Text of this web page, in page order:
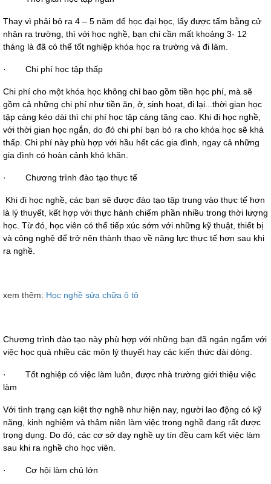
Thay vì phải bỏ ra 4 – 5 năm để học đại học, lấy được tấm bằng cử
nhân ra trường, thì với học nghề, bạn chỉ cần mất khoảng 3- 12
tháng là đã có thể tốt nghiệp khóa học ra trường và đi làm.
· Chi phí học tập thấp
Chi phí cho một khóa học không chỉ bao gồm tiền học phí, mà sẽ
gồm cả những chi phí như tiền ăn, ở, sinh hoạt, đi lại...thời gian học
tập càng kéo dài thì chi phí học tập càng tăng cao. Khi đi học nghề,
với thời gian học ngắn, do đó chi phí bạn bỏ ra cho khóa học sẽ khá
thấp. Chi phí này phù hợp với hầu hết các gia đình, ngay cả những
gia đình có hoàn cảnh khó khăn.
· Chương trình đào tạo thực tế
Khi đi học nghề, các bạn sẽ được đào tạo tập trung vào thực tế hơn
là lý thuyết, kết hợp với thực hành chiếm phần nhiều trong thời lượng
học. Từ đó, học viên có thể tiếp xúc sớm với những kỹ thuật, thiết bị
và công nghệ để trở nên thành thạo về năng lực thực tế hơn sau khi
ra nghề.
xem thêm: Học nghề sửa chữa ô tô
Chương trình đào tạo này phù hợp với những bạn đã ngán ngẩm với
việc học quá nhiều các môn lý thuyết hay các kiến thức dài dòng.
·
Tốt nghiệp có việc làm luôn, được nhà trường giới thiệu việc
làm
Với tình trạng cạn kiệt thợ nghề như hiện nay, người lao động có kỹ
năng, kinh nghiệm và thâm niên làm việc trong nghề đang rất được
trọng dụng. Do đó, các cơ sở dạy nghề uy tín đều cam kết việc làm
sau khi ra nghề cho học viên.
· Cơ hội làm chủ lớn